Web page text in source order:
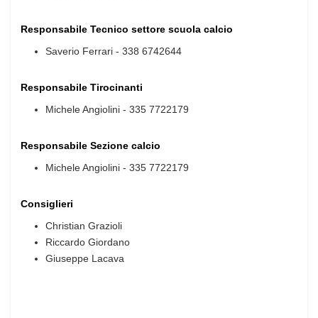
Responsabile Tecnico settore scuola calcio
Saverio Ferrari - 338 6742644
Responsabile Tirocinanti
Michele Angiolini - 335 7722179
Responsabile Sezione calcio
Michele Angiolini - 335 7722179
Consiglieri
Christian Grazioli
Riccardo Giordano
Giuseppe Lacava